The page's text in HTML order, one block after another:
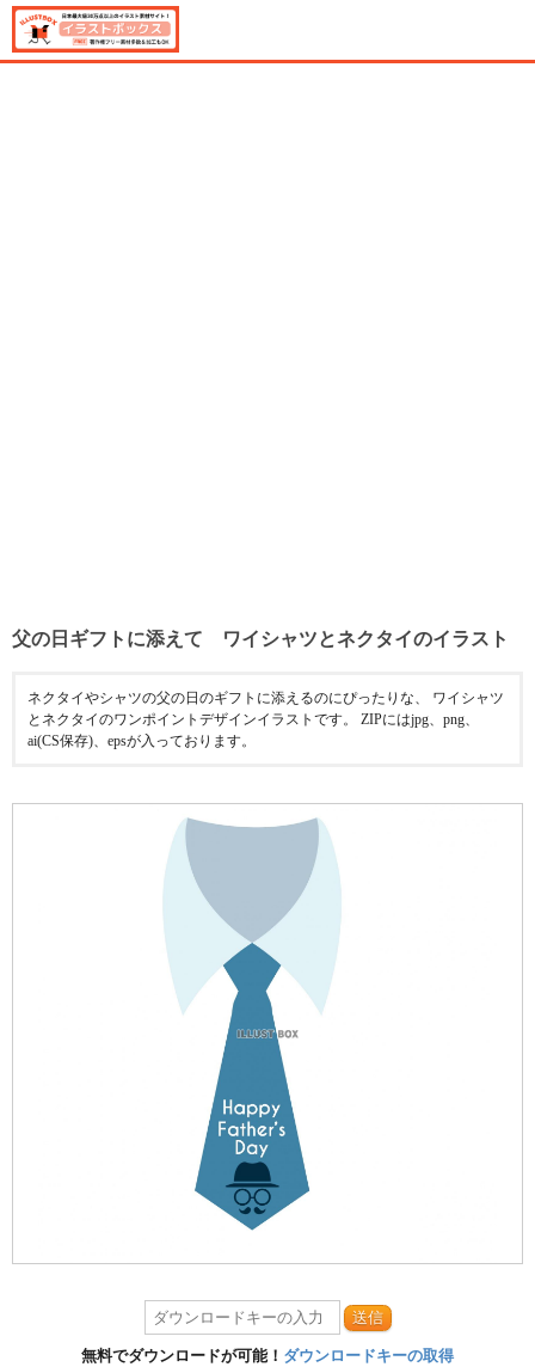
父の日ギフトに添えて ワイシャツとネクタイのイラスト
ネクタイやシャツの父の日のギフトに添えるのにぴったりな、 ワイシャツ
とネクタイのワンポイントデザインイラストです。 ZIPにはjpg、png、
ai(CS保存)、epsが入っております。
送信
無料でダウンロードが可能！ ダウンロードキーの取得